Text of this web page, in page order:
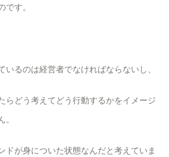
です。
いるのは経営者でなければならないし、
らどう考えてどう行動するかをイメージ
。
ドが身についた状態なんだと考えていま